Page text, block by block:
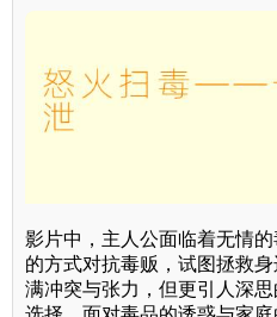
影片中，主人公面临着无情
的方式对抗毒贩，试图拯救
满冲突与张力，但更引人深